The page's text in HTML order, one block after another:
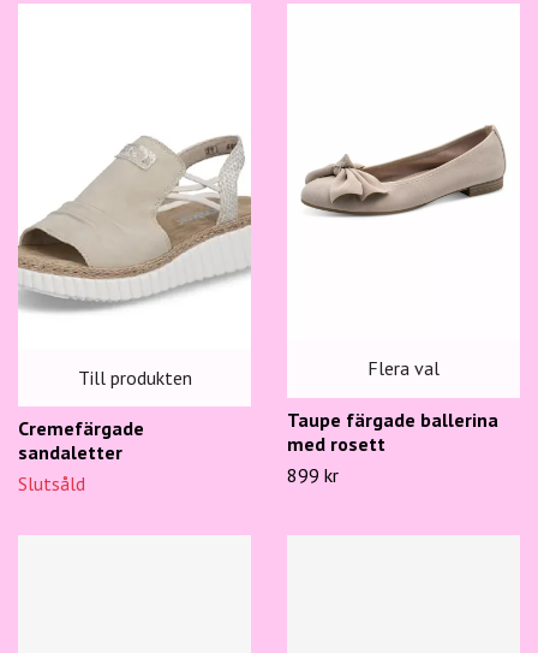
Till produkten
Cremefärgade
sandaletter
Slutsåld
Flera val
Taupe färgade ballerina
med rosett
899 kr